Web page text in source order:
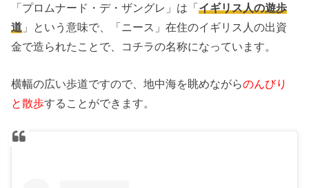
「プロムナード・デ・ザングレ」は「イギリス人の遊歩
道 」という意味で、「ニース」在住のイギリス人の出資
金で造られたことで、コチラの名称になっています。
横幅の広い歩道ですので、地中海を眺めながらのんびり
と散歩することができます。